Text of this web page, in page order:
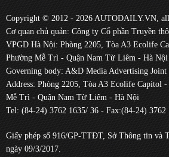
Copyright © 2012 - 2026 AUTODAILY.VN, all
Cơ quan chủ quản: Công ty Cổ phần Truyền
VPGD Hà Nội: Phòng 2205, Tòa A3 Ecolife
Phường Mễ Trì - Quận Nam Từ Liêm - Hà Nội
Governing body: A&D Media Advertising Joint
Address: Phòng 2205, Tòa A3 Ecolife Capitol
Mễ Trì - Quận Nam Từ Liêm - Hà Nội
Tel: (84-24) 3762 1635/ 36 - Fax:(84-24) 3762
Giấy phép số 916/GP-TTĐT, Sở Thông tin và
ngày 09/3/2017.